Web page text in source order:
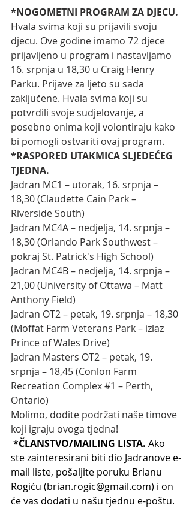
*NOGOMETNI PROGRAM ZA DJECU.
Hvala svima koji su prijavili svoju
djecu. Ove godine imamo 72 djece
prijavljeno u program i nastavljamo
16. srpnja u 18,30 u Craig Henry
Parku. Prijave za ljeto su sada
zaključene. Hvala svima koji su
potvrdili svoje sudjelovanje, a
posebno onima koji volontiraju kako
bi pomogli ostvariti ovaj program.
*RASPORED UTAKMICA SLJEDEĆEG
TJEDNA.
Jadran MC1 – utorak, 16. srpnja –
18,30 (Claudette Cain Park –
Riverside South)
Jadran MC4A – nedjelja, 14. srpnja –
18,30 (Orlando Park Southwest –
pokraj St. Patrick's High School)
Jadran MC4B – nedjelja, 14. srpnja –
21,00 (University of Ottawa – Matt
Anthony Field)
Jadran OT2 – petak, 19. srpnja – 18,30
(Moffat Farm Veterans Park – izlaz
Prince of Wales Drive)
Jadran Masters OT2 – petak, 19.
srpnja – 18,45 (Conlon Farm
Recreation Complex #1 – Perth,
Ontario)
Molimo, dođite podržati naše timove
koji igraju ovoga tjedna!
*ČLANSTVO/MAILING LISTA. Ako
ste zainteresirani biti dio Jadranove e-
mail liste, pošaljite poruku Brianu
Rogiću (brian.rogic@gmail.com) i on
će vas dodati u našu tjednu e-poštu.